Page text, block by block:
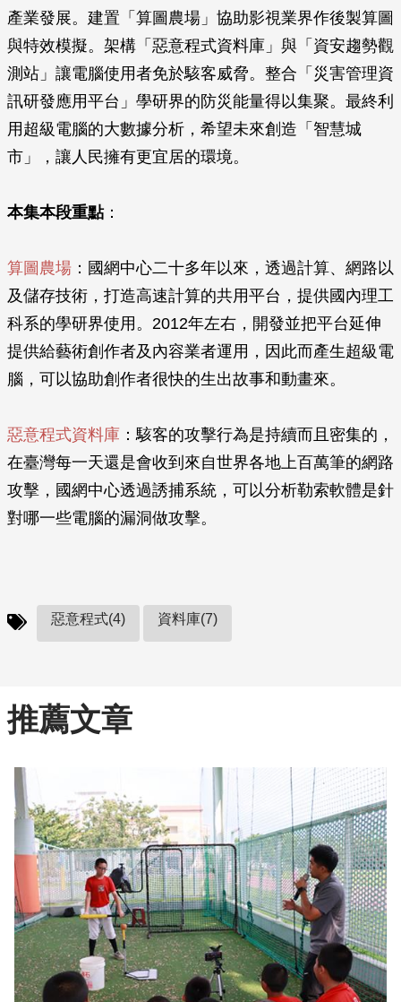
產業發展。建置「算圖農場」協助影視業界作後製算圖
與特效模擬。架構「惡意程式資料庫」與「資安趨勢觀
測站」讓電腦使用者免於駭客威脅。整合「災害管理資
訊研發應用平台」學研界的防災能量得以集聚。最終利
用超級電腦的大數據分析，希望未來創造「智慧城
市」，讓人民擁有更宜居的環境。
本集本段重點：
算圖農場 ：國網中心二十多年以來，透過計算、網路以
及儲存技術，打造高速計算的共用平台，提供國內理工
科系的學研界使用。2012年左右，開發並把平台延伸
提供給藝術創作者及內容業者運用，因此而產生超級電
腦，可以協助創作者很快的生出故事和動畫來。
惡意程式資料庫 ：駭客的攻擊行為是持續而且密集的，
在臺灣每一天還是會收到來自世界各地上百萬筆的網路
攻擊，國網中心透過誘捕系統，可以分析勒索軟體是針
對哪一些電腦的漏洞做攻擊。
惡意程式(4) 資料庫(7)
推薦文章